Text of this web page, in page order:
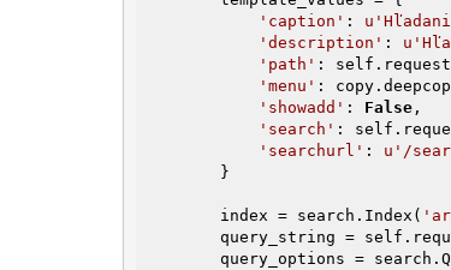
'caption' :
'description' :
'path' :
'menu' :
'showadd' : False ,
'search' :
'searchurl' : u'/
        index = search.Index(
query_string =